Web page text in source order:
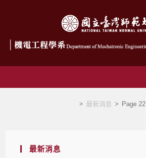
> 最新消息 > Page 22
最新消息